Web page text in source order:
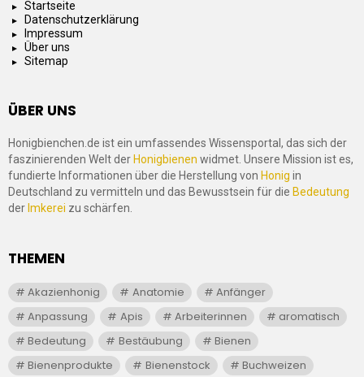
Startseite
Datenschutzerklärung
Impressum
Über uns
Sitemap
ÜBER UNS
Honigbienchen.de ist ein umfassendes Wissensportal, das sich der
faszinierenden Welt der Honigbienen widmet. Unsere Mission ist es,
fundierte Informationen über die Herstellung von Honig in
Deutschland zu vermitteln und das Bewusstsein für die Bedeutung
der Imkerei zu schärfen.
THEMEN
Akazienhonig Anatomie
Anfänger
Anpassung
Apis Arbeiterinnen
aromatisch
Bedeutung
Bestäubung
Bienen
Bienenprodukte
Bienenstock Buchweizen